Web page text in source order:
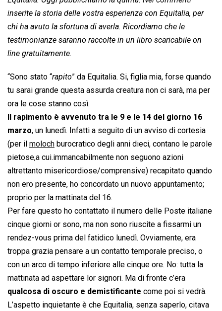
o
k
p
p
I
n
s
n
k
inserite la storia delle vostra esperienza con Equitalia, per
chi ha avuto la sfortuna di averla. Ricordiamo che le
testimonianze saranno raccolte in un libro scaricabile on
line gratuitamente.
“Sono stato “rapito” da Equitalia. Si, figlia mia, forse quando
tu sarai grande questa assurda creatura non ci sarà, ma per
ora le cose stanno così.
Il rapimento è avvenuto tra le 9 e le 14 del giorno 16
marzo, un lunedì. Infatti a seguito di un avviso di cortesia
(per il moloch burocratico degli anni dieci, contano le parole
pietose,a cui.immancabilmente non seguono azioni
altrettanto misericordiose/comprensive) recapitato quando
non ero presente, ho concordato un nuovo appuntamento;
proprio per la mattinata del 16.
Per fare questo ho contattato il numero delle Poste italiane
cinque giorni or sono, ma non sono riuscite a fissarmi un
rendez-vous prima del fatidico lunedì. Ovviamente, era
troppa grazia pensare a un contatto temporale preciso, o
con un arco di tempo inferiore alle cinque ore. No: tutta la
mattinata ad aspettare lor signori. Ma di fronte c’era
qualcosa di oscuro e demistificante come poi si vedrà.
L’aspetto inquietante è che Equitalia, senza saperlo, citava